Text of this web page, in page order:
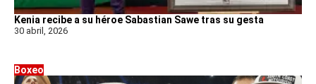
Kenia recibe a su héroe Sabastian Sawe tras su gesta
30 abril, 2026
Boxeo